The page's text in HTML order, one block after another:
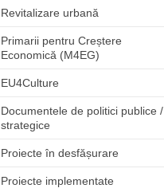
Revitalizare urbană
Primarii pentru Creștere
Economică (M4EG)
EU4Culture
Documentele de politici publice /
strategice
Proiecte în desfășurare
Proiecte implementate